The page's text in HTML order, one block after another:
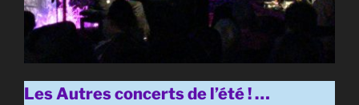
Les Autres concerts de l’été ! …